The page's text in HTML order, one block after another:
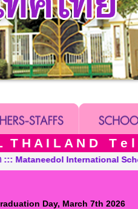
T H A I L A N D T e l
Kindergarten,
Day, March 7th 2026